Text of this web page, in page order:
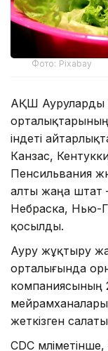
Фото: Pixabay
АҚШ Ауруларды
орталықтарының
індеті
Канзас,
Пенсильвания
алты жаңа штат
Небраска, Нью-
қосылды.
Ауру жұқтыру
орталығында
компаниясының
жеткізген
CDC